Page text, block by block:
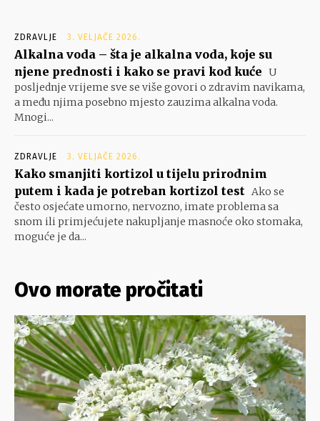
ZDRAVLJE 3. VELJAČE 2026.
Alkalna voda – šta je alkalna voda, koje su
njene prednosti i kako se pravi kod kuće U
posljednje vrijeme sve se više govori o zdravim navikama,
a među njima posebno mjesto zauzima alkalna voda.
Mnogi...
ZDRAVLJE 3. VELJAČE 2026.
Kako smanjiti kortizol u tijelu prirodnim
putem i kada je potreban kortizol test Ako se
često osjećate umorno, nervozno, imate problema sa
snom ili primjećujete nakupljanje masnoće oko stomaka,
moguće je da...
Ovo morate pročitati